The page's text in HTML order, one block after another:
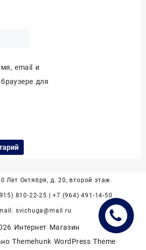
email и
для
Лет Октября, д. 20, второй этаж.
810-22-25 | +7 (964) 491-14-50
svichuga@mail.ru
Интернет Магазин
Themehunk WordPress Theme